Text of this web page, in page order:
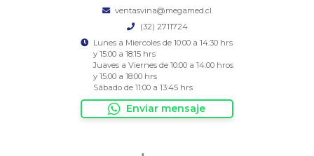
ventasvina@megamed.cl
(32) 2711724
Lunes a Miercoles de 10:00 a 14:30 hrs
y 15:00 a 18:15 hrs
Juaves a Viernes de 10:00 a 14:00 hros
y 15:00 a 18:00 hrs
Sábado de 11:00 a 13:45 hrs
Enviar mensaje